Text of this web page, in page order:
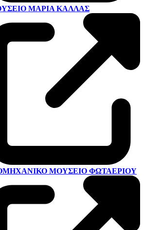
ΜΑΡΊΑ ΚΆΛΛΑΣ
ΜΟΥΣΕΊΟ ΦΩΤΑΕΡΊΟΥ